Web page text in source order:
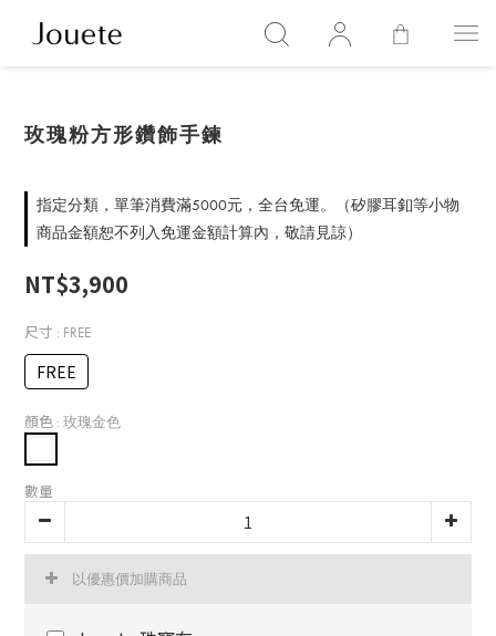
玫瑰粉方形鑽飾手鍊
指定分類，單筆消費滿5000元，全台免運。（矽膠耳釦等小物
商品金額恕不列入免運金額計算內，敬請見諒）
NT$3,900
尺寸 : FREE
FREE
顏色 : 玫瑰金色
數量
以優惠價加購商品